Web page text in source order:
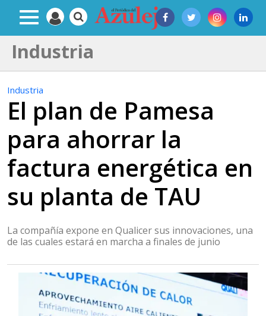
Industria
Industria
El plan de Pamesa
para ahorrar la
factura energética en
su planta de TAU
La compañía expone en Qualicer sus innovaciones, una
de las cuales estará en marcha a finales de junio